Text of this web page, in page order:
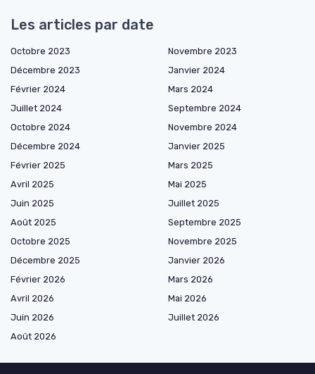
Les articles par date
Octobre 2023
Novembre 2023
Décembre 2023
Janvier 2024
Février 2024
Mars 2024
Juillet 2024
Septembre 2024
Octobre 2024
Novembre 2024
Décembre 2024
Janvier 2025
Février 2025
Mars 2025
Avril 2025
Mai 2025
Juin 2025
Juillet 2025
Août 2025
Septembre 2025
Octobre 2025
Novembre 2025
Décembre 2025
Janvier 2026
Février 2026
Mars 2026
Avril 2026
Mai 2026
Juin 2026
Juillet 2026
Août 2026